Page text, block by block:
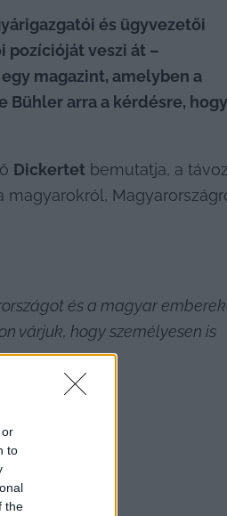
to
the
és ügyvezetői
magazint, amelyben a
Bühler arra a kérdésre, hogy
Dickertet
és a magyar
várjuk, hogy személyesen is